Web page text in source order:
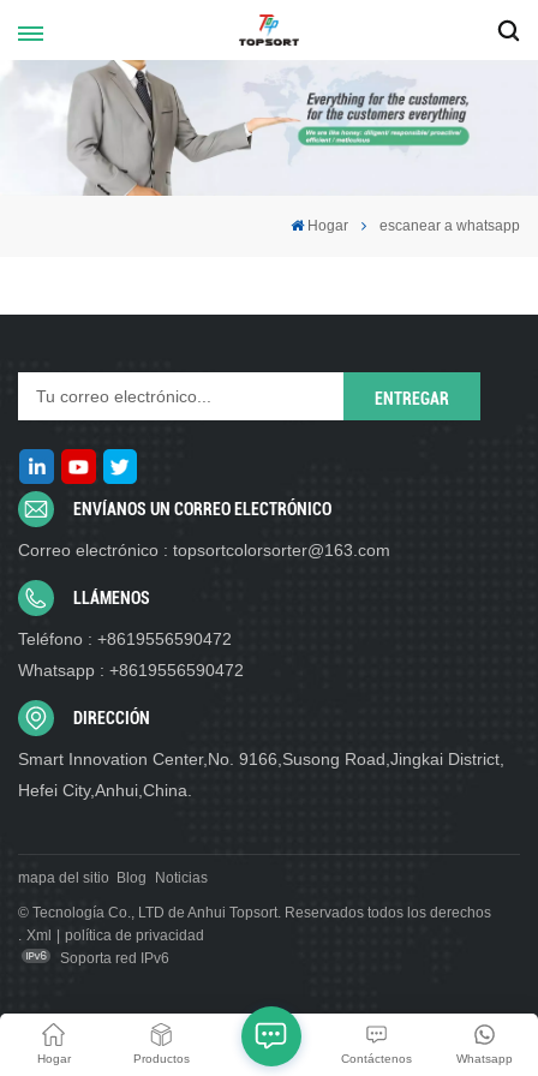
Hogar escanear a whatsapp
ENVÍANOS UN CORREO ELECTRÓNICO
Correo electrónico : topsortcolorsorter@163.com
LLÁMENOS
Teléfono : +8619556590472
Whatsapp : +8619556590472
DIRECCIÓN
Smart Innovation Center,No. 9166,Susong Road,Jingkai District,
Hefei City,Anhui,China.
mapa del sitio Blog Noticias
© Tecnología Co., LTD de Anhui Topsort. Reservados todos los derechos
Xml | política de privacidad
Soporta red IPv6
Hogar Productos Whatsapp
Contáctenos